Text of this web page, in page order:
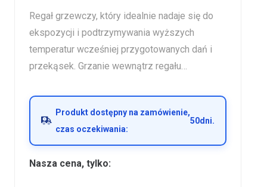
Regał grzewczy, który idealnie nadaje się do
ekspozycji i podtrzymywania wyższych
temperatur wcześniej przygotowanych dań i
przekąsek. Grzanie wewnątrz regału…
Produkt dostępny na zamówienie,
czas oczekiwania:
50dni.
Nasza cena, tylko: